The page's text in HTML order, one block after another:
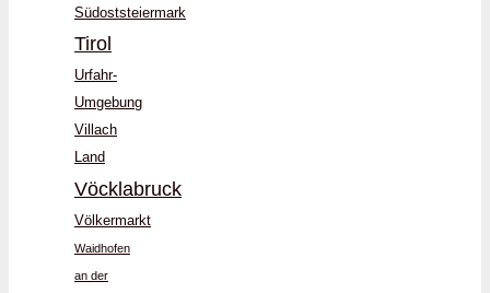
Südoststeiermark
Tirol
Urfahr-
Umgebung
Villach
Land
Vöcklabruck
Völkermarkt
Waidhofen
an der